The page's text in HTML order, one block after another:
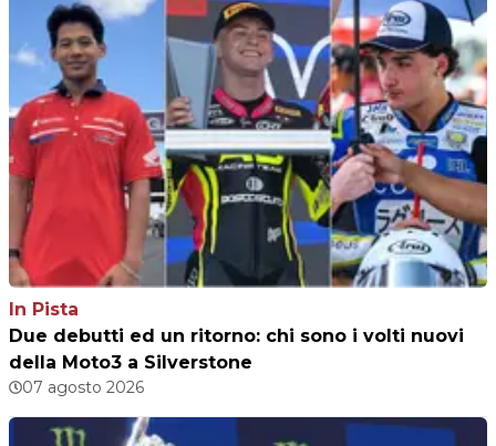
In Pista
Due debutti ed un ritorno: chi sono i volti nuovi
della Moto3 a Silverstone
07 agosto 2026